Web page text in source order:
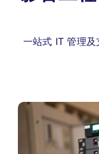
一站式 IT 管理及